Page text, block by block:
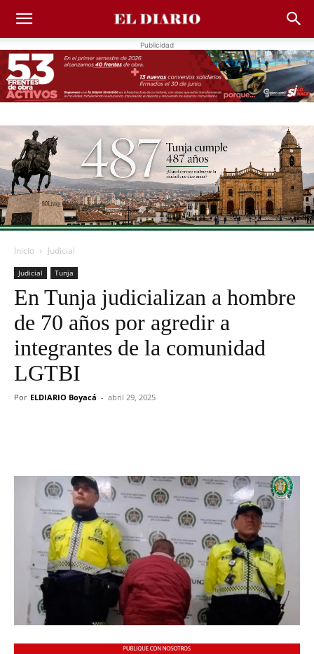
Publicidad
Inicio Judicial
Judicial Tunja
En Tunja judicializan a hombre
de 70 años por agredir a
integrantes de la comunidad
LGTBI
Por ELDIARIO Boyacá - abril 29, 2025